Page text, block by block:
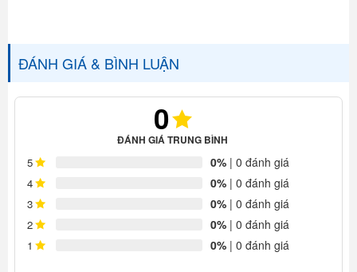
ĐÁNH GIÁ & BÌNH LUẬN
0
ĐÁNH GIÁ TRUNG BÌNH
5 0% | 0 đánh giá
4 0% | 0 đánh giá
3 0% | 0 đánh giá
2 0% | 0 đánh giá
1 0% | 0 đánh giá